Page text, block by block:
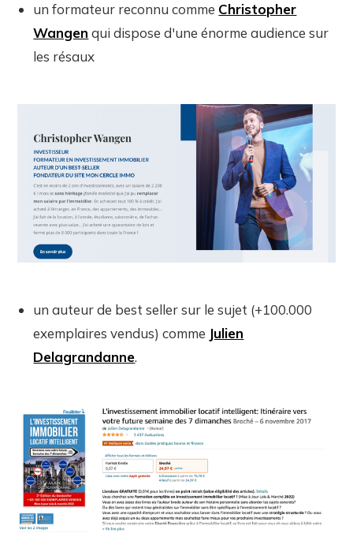
un formateur reconnu comme Christopher
Wangen qui dispose d'une énorme audience sur
les résaux
un auteur de best seller sur le sujet (+100.000
exemplaires vendus) comme Julien
Delagrandanne.